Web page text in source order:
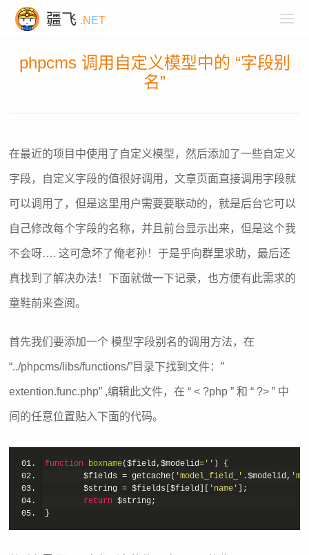
疆飞 .N ET
phpcms 调用自定义模型中的 “字段别
名”
在最近的项目中使用了自定义模型，然后添加了一些自定义
字段，自定义字段的值很好调用，文章页面直接调用字段就
可以调用了，但是这里用户需要要联动的，就是后台它可以
自己修改每个字段的名称，并且前台显示出来，但是这个我
不会呀…. 这可急坏了俺老孙！于是乎向群里求助，最后还
真找到了解决办法！下面就做一下记录，也方便有此需求的
童鞋前来查阅。
首先我们要添加一个 模型字段别名的调用方法，在
“../phpcms/libs/functions/”目录下找到文件：”
extention.func.php” ,编辑此文件，在 “ < ?php ” 和 “ ?> ” 中
间的任意位置贴入下面的代码。
function boxname($field,$modelid= '' )
$fields = getcache( 'model_field_' .$modelid,
$string = $fields[$field][
'name'
return